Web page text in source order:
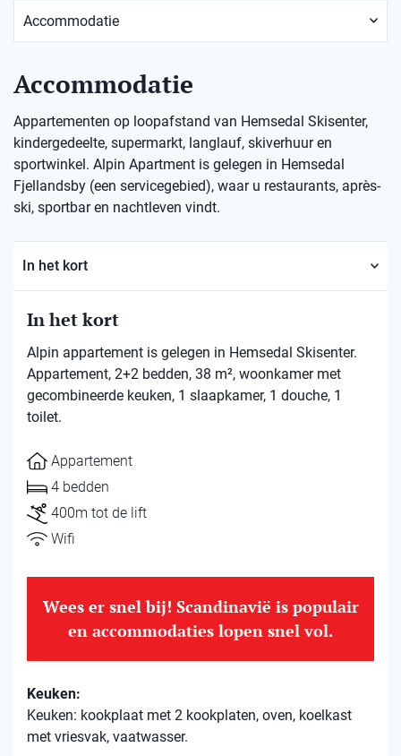
Accommodatie
Appartementen op loopafstand van Hemsedal Skisenter,
kindergedeelte, supermarkt, langlauf, skiverhuur en
sportwinkel. Alpin Apartment is gelegen in Hemsedal
Fjellandsby (een servicegebied), waar u restaurants, après-
ski, sportbar en nachtleven vindt.
In het kort
In het kort
Alpin appartement is gelegen in Hemsedal Skisenter.
Appartement, 2+2 bedden, 38 m², woonkamer met
gecombineerde keuken, 1 slaapkamer, 1 douche, 1
toilet.
Appartement
4 bedden
400m tot de lift
Wifi
Wees er snel bij! Scandinavië is populair
en accommodaties lopen snel vol.
Keuken:
Keuken: kookplaat met 2 kookplaten, oven, koelkast
met vriesvak, vaatwasser.